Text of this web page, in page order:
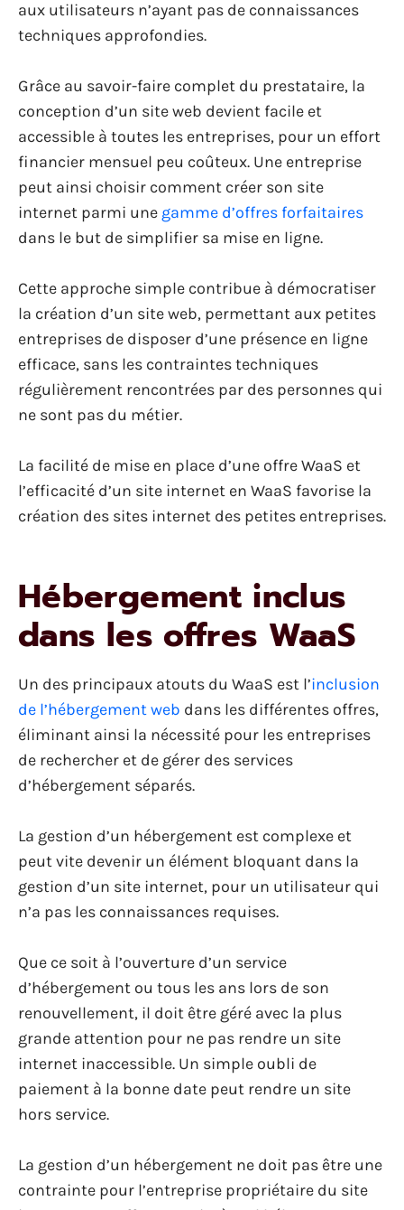
aux utilisateurs n’ayant pas de connaissances
techniques approfondies.
Grâce au savoir-faire complet du prestataire, la
conception d’un site web devient facile et
accessible à toutes les entreprises, pour un effort
financier mensuel peu coûteux. Une entreprise
peut ainsi choisir comment créer son site
internet parmi une gamme d’offres forfaitaires
dans le but de simplifier sa mise en ligne.
Cette approche simple contribue à démocratiser
la création d’un site web, permettant aux petites
entreprises de disposer d’une présence en ligne
efficace, sans les contraintes techniques
régulièrement rencontrées par des personnes qui
ne sont pas du métier.
La facilité de mise en place d’une offre WaaS et
l’efficacité d’un site internet en WaaS favorise la
création des sites internet des petites entreprises.
Hébergement inclus
dans les offres WaaS
Un des principaux atouts du WaaS est l’inclusion
de l’hébergement web dans les différentes offres,
éliminant ainsi la nécessité pour les entreprises
de rechercher et de gérer des services
d’hébergement séparés.
La gestion d’un hébergement est complexe et
peut vite devenir un élément bloquant dans la
gestion d’un site internet, pour un utilisateur qui
n’a pas les connaissances requises.
Que ce soit à l’ouverture d’un service
d’hébergement ou tous les ans lors de son
renouvellement, il doit être géré avec la plus
grande attention pour ne pas rendre un site
internet inaccessible. Un simple oubli de
paiement à la bonne date peut rendre un site
hors service.
La gestion d’un hébergement ne doit pas être une
contrainte pour l’entreprise propriétaire du site